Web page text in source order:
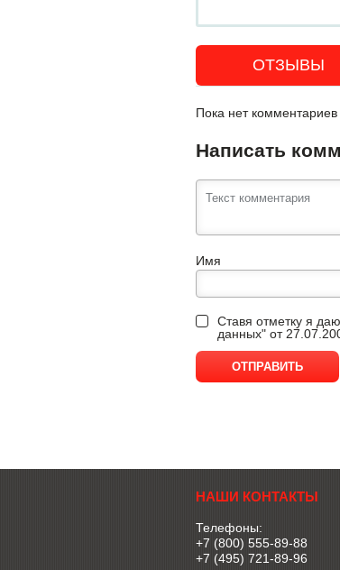
ОТЗЫВЫ
Пока нет комментариев
Написать
Имя
Ставя отметку я
данных" от
НАШИ КОНТАКТЫ
Телефоны:
+7 (800) 555-89-88
+7 (495) 721-89-96